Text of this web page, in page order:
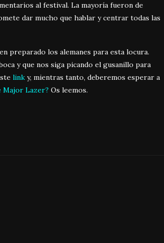
al festival. La mayoría fueron de
dar mucho que hablar y centrar todas las
preparado los alemanes para esta locura.
y que nos siga picando el gusanillo para
link y, mientras tanto, deberemos esperar a
Major Lazer? Os leemos.